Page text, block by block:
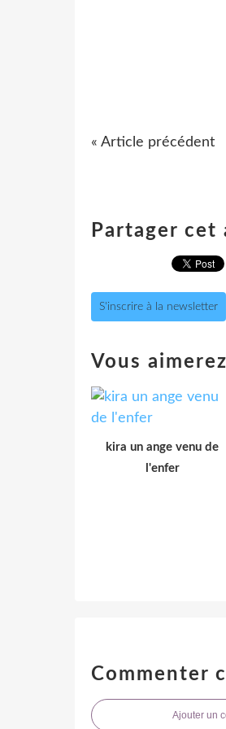
« Article précédent
Partager cet
S'inscrire à la newsletter
Vous
kira un ange venu de
l'enfer
Commenter
Ajouter un